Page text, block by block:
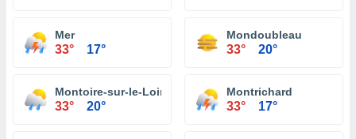
Mer
33° 17°
Mondoubleau
33° 20°
Montoire-sur-le-Loir
33° 20°
Montrichard
33° 17°